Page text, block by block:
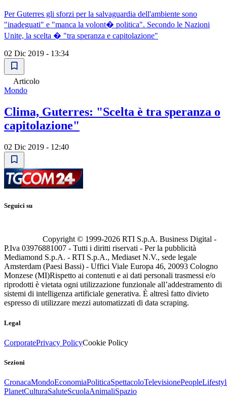
Per Guterres gli sforzi per la salvaguardia dell'ambiente sono
"inadeguati" e "manca la volont� politica". Secondo le Nazioni
Unite, la scelta � "tra speranza e capitolazione"
02 Dic 2019 - 13:34
Articolo
Mondo
Clima, Guterres: "Scelta è tra speranza o
capitolazione"
02 Dic 2019 - 12:40
Seguici su
Copyright © 1999-2026 RTI S.p.A. Business Digital -
P.Iva 03976881007 - Tutti i diritti riservati - Per la pubblicità
Mediamond S.p.A. - RTI S.p.A., Mediaset N.V., sede legale
Amsterdam (Paesi Bassi) - Uffici Viale Europa 46, 20093 Cologno
Monzese (MI)Rispetto ai contenuti e ai dati personali trasmessi e/o
riprodotti è vietata ogni utilizzazione funzionale all’addestramento di
sistemi di intelligenza artificiale generativa. È altresì fatto divieto
espresso di utilizzare mezzi automatizzati di data scraping.
Legal
CorporatePrivacy PolicyCookie Policy
Sezioni
CronacaMondoEconomiaPoliticaSpettacoloTelevisionePeople
PlanetCulturaSaluteScuolaAnimaliSpazio